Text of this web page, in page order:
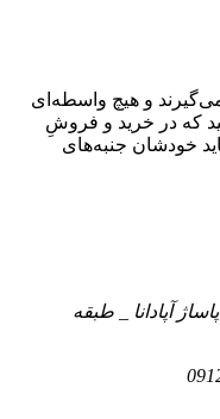
و هیچ واسطه‌ای
که در خرید و فروشِ
خودشان جنبه‌های
آپادانا _ طبقه